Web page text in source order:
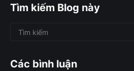
Tìm kiếm Blog này
Các bình luận